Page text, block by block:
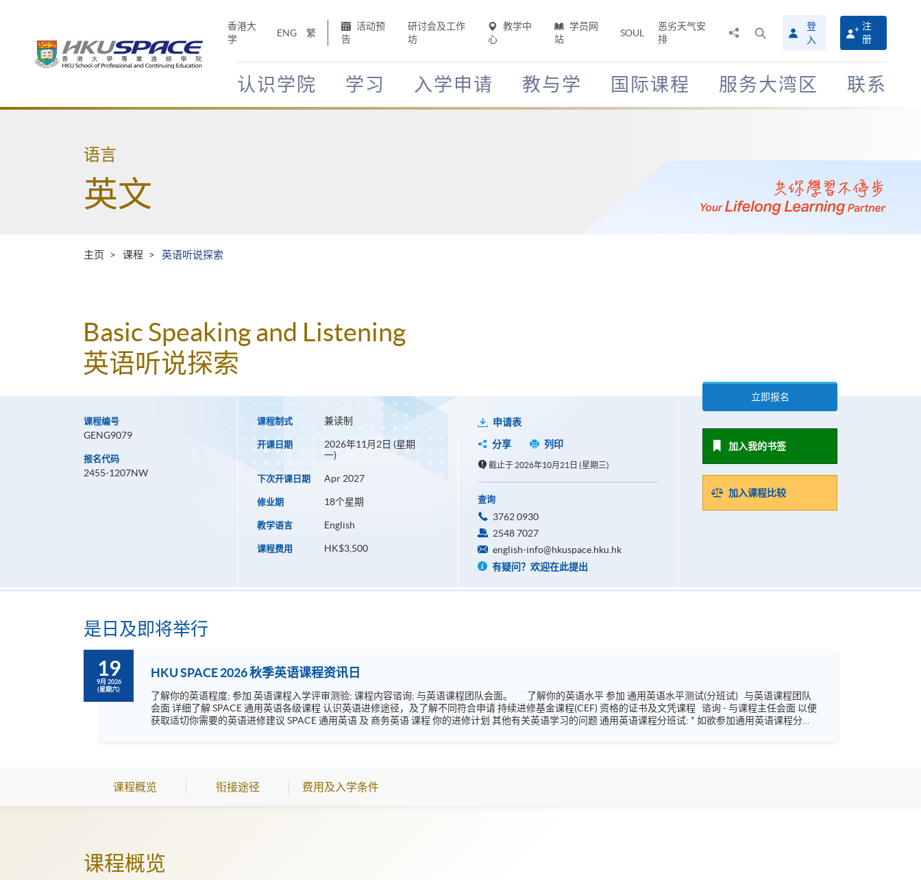
香港大
学
ENG 繁
活动预
告
研讨会及工作
坊
教学中
心
学员网
站
SOUL
恶劣天气安
排
搜
寻
介
面
登
入
注
册
认识学院 学习 入学申请 教与学 国际课程 服务大湾区 联系
Main
语言
英文
主页 课程 英语听说探索
Basic Speaking and Listening
英语听说探索
课程编号
GENG9079
报名代码
2455-1207NW
课程制式 兼读制
开课日期
2026年11月2日 (星期
一)
下次开课日期 Apr 2027
修业期 18个星期
教学语言 English
课程费用 HK$3,500
申请表
分享
列印
截止于 2026年10月21日 (星期三)
查询
3762 0930
2548 7027
english-info@hkuspace.hku.hk
有疑问？欢迎在此提出
立即报名
加入我的书签
加入课程比较
是日及即将举行
19
9月 2026
(星期六)
HKU SPACE 2026 秋季英语课程资讯日
了解你的英语程度; 参加 英语课程入学评审测验; 课程内容谘询; 与英语课程团队会面。 了解你的英语水平 参加 通用英语水平测试(分班试) 与英语课程团队
会面 详细了解 SPACE 通用英语各级课程 认识英语进修途径，及了解不同符合申请 持续进修基金课程(CEF) 资格的证书及文凭课程 谘询 - 与课程主任会面 以便
获取适切你需要的英语进修建议 SPACE 通用英语 及 商务英语 课程 你的进修计划 其他有关英语学习的问题 通用英语课程分班试: * 如欲参加通用英语课程分班
课程概览 衔接途径 费用及入学条件
课程概览